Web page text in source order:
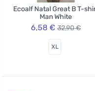
Ecoalf Natal Great B T-
Man White
6,58 € 32,90 €
XL